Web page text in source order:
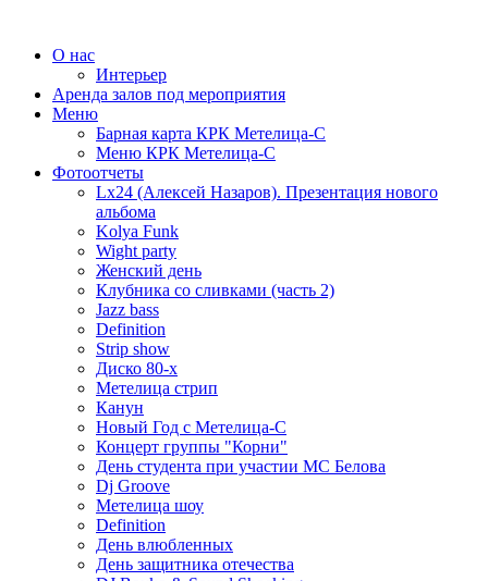
О нас
Интерьер
Аренда залов под мероприятия
Меню
Барная карта КРК Метелица-С
Меню КРК Метелица-С
Фотоотчеты
Lx24 (Алексей Назаров). Презентация нового
альбома
Kolya Funk
Wight party
Женский день
Клубника со сливками (часть 2)
Jazz bass
Definition
Strip show
Диско 80-х
Метелица стрип
Канун
Новый Год с Метелица-С
Концерт группы "Корни"
День студента при участии МС Белова
Dj Groove
Метелица шоу
Definition
День влюбленных
День защитника отечества